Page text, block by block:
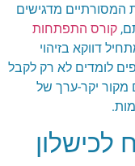
מדגישים
קורס התפתחות
דווקא בזיהוי
לומדים לא רק לקבל
מקור יקר-ערך של
לכישלון